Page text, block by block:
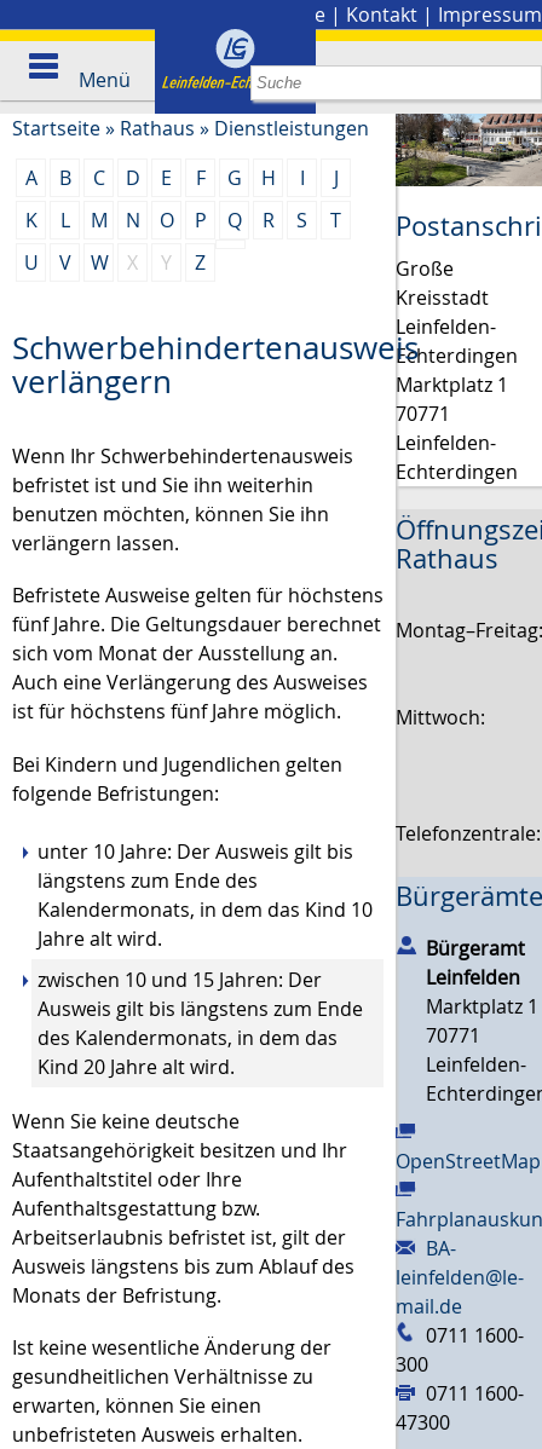
Presse | Kontakt | Impressum
Menü
Startseite» Rathaus » Dienstleistungen
A
B C D E F G H I
J
K
L M N O P Q R S
T
U
V W X Y Z
Schwerbehindertenausweis
verlängern
Wenn Ihr Schwerbehindertenausweis
befristet ist und Sie ihn weiterhin
benutzen möchten, können Sie ihn
verlängern lassen.
Befristete Ausweise gelten für höchstens
fünf Jahre. Die Geltungsdauer berechnet
sich vom Monat der Ausstellung an.
Auch eine Verlängerung des Ausweises
ist für höchstens fünf Jahre möglich.
Bei Kindern und Jugendlichen gelten
folgende Befristungen:
unter 10 Jahre: Der Ausweis gilt bis
längstens zum Ende des
Kalendermonats, in dem das Kind 10
Jahre alt wird.
zwischen 10 und 15 Jahren: Der
Ausweis gilt bis längstens zum Ende
des Kalendermonats, in dem das
Kind 20 Jahre alt wird.
Wenn Sie keine deutsche
Staatsangehörigkeit besitzen und Ihr
Aufenthaltstitel oder Ihre
Aufenthaltsgestattung bzw.
Arbeitserlaubnis befristet ist, gilt der
Ausweis längstens bis zum Ablauf des
Monats der Befristung.
Ist keine wesentliche Änderung der
gesundheitlichen Verhältnisse zu
erwarten, können Sie einen
unbefristeten Ausweis erhalten.
Große
Kreisstadt
Leinfelden-
Echterdingen
Marktplatz 1
70771
Leinfelden-
Echterdingen
Rathaus
Mittwoch:
Bürgeramt
Leinfelden
Marktplatz 1
70771
Leinfelden-
OpenStreetMap
BA-
leinfelden@le-
mail.de
0711 1600-
300
0711 1600-
47300